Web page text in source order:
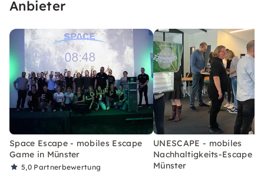
Anbieter
Space Escape - mobiles Escape
Game in Münster
5,0 Partnerbewertung
UNESCAPE - mobiles
Nachhaltigkeits-Escape
Münster